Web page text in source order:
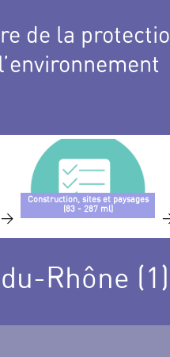
de la
>
Construction, sites et paysages
(83 - 287 ml)
Rhône (1)